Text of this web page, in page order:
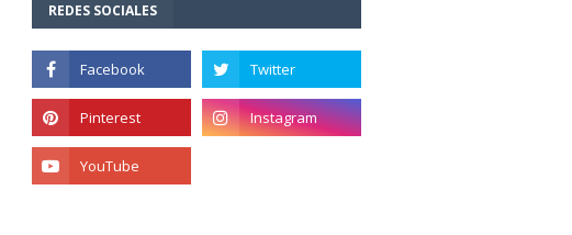
REDES SOCIALES